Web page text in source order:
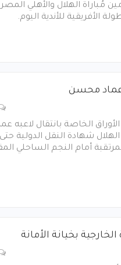
مُباراة الهلال والأهلي
الأفريقية للأندية اليوم.
عماد محسن
الخاصة بانتقال لاعبه
شهادة النقل الدولية حتى
أمام النجم الساحلي
بخيانة الأمانة